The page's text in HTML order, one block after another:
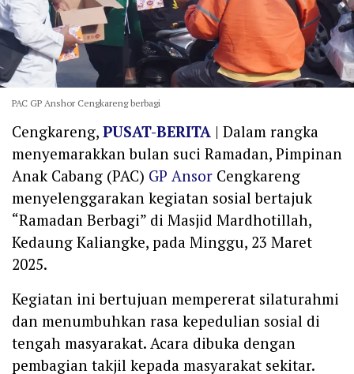
PAC GP Anshor Cengkareng berbagi
Cengkareng, PUSAT-BERITA | Dalam rangka
menyemarakkan bulan suci Ramadan, Pimpinan
Anak Cabang (PAC) GP Ansor Cengkareng
menyelenggarakan kegiatan sosial bertajuk
“Ramadan Berbagi” di Masjid Mardhotillah,
Kedaung Kaliangke, pada Minggu, 23 Maret
2025.
Kegiatan ini bertujuan mempererat silaturahmi
dan menumbuhkan rasa kepedulian sosial di
tengah masyarakat. Acara dibuka dengan
pembagian takjil kepada masyarakat sekitar.